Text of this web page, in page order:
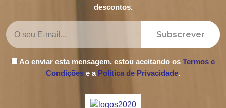
descontos.
Subscrever
Ao enviar esta mensagem, estou aceitando os Termos e
Condições e a Política de Privacidade.